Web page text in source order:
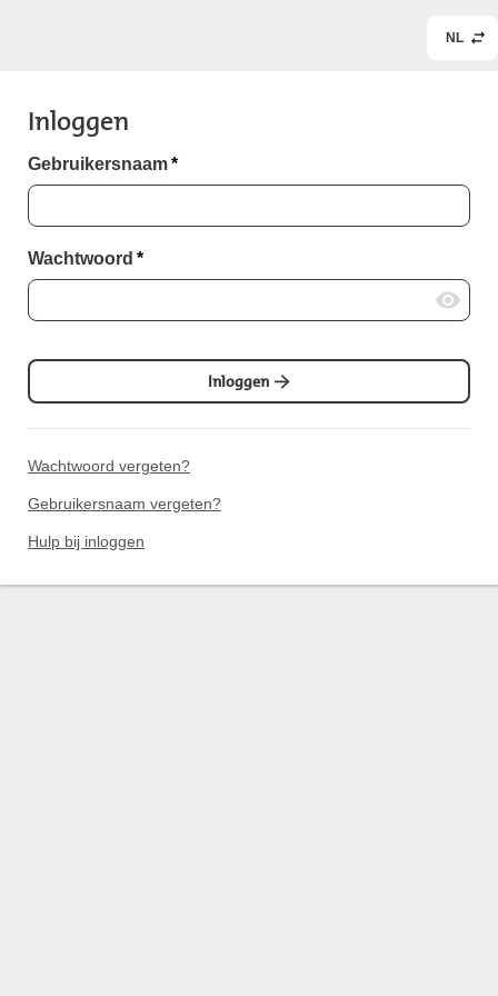
NL
Inloggen
Gebruikersnaam*
Wachtwoord *
Inloggen
Wachtwoord vergeten?
Gebruikersnaam vergeten?
Hulp bij inloggen